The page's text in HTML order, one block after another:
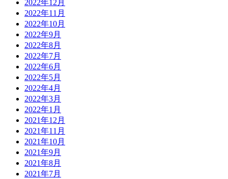
2022年12月
2022年11月
2022年10月
2022年9月
2022年8月
2022年7月
2022年6月
2022年5月
2022年4月
2022年3月
2022年1月
2021年12月
2021年11月
2021年10月
2021年9月
2021年8月
2021年7月